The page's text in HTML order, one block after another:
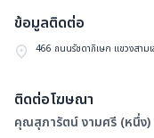
ข้อมูลติดต่อ
466 ถนนรัชดาภิเษก แขวงสาม
ติดต่อโฆษณา
คุณสุภารัตน์ งามศรี (หนึ่ง)